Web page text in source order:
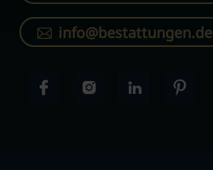
info@bestattungen.de